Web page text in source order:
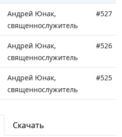
Андрей Юнак,
священнослужитель
#527
Андрей Юнак,
священнослужитель
#526
Андрей Юнак,
священнослужитель
#525
священнослужитель
Скачать